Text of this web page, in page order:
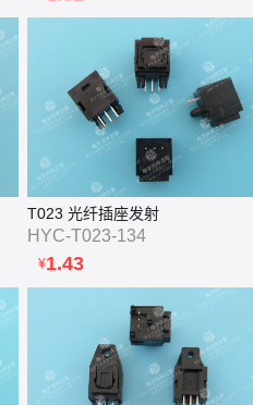
T023 光纤插座发射
HYC-T023-134
¥1.43